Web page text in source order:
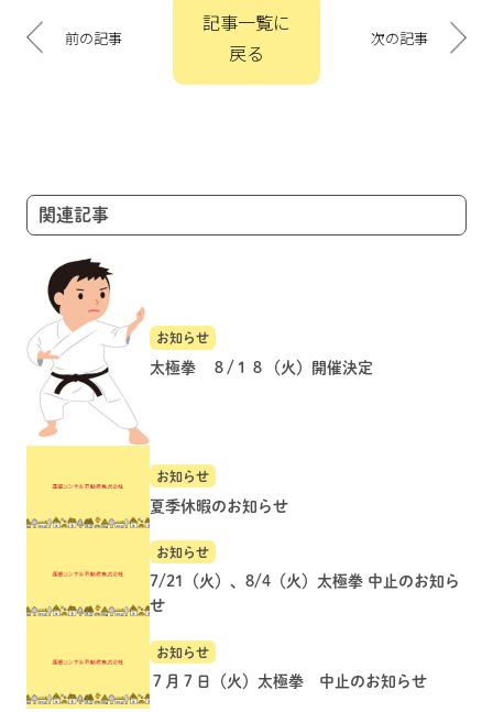
稿
ナ
ョ
ン
前の記事
記事一覧に
戻る
次の記事
関連記事
お知らせ
太極拳 ８/１８（火）開催決定
お知らせ
夏季休暇のお知らせ
お知らせ
7/21（火）、8/4（火）太極拳 中止のお知ら
せ
お知らせ
７月７日（火）太極拳 中止のお知らせ